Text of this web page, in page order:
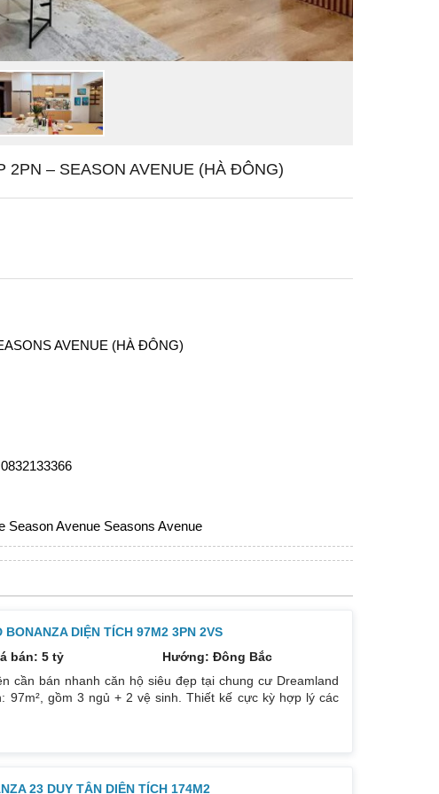
2PN – SEASON AVENUE (HÀ ĐÔNG)
AVENUE (HÀ ĐÔNG)
Season Avenue Seasons Avenue
DIỆN TÍCH 97M2 3PN 2VS
bán: 5 tỷ
Hướng: Đông Bắc
cần bán nhanh căn hộ siêu đẹp tại chung cư Dreamland
97m², gồm 3 ngủ + 2 vệ sinh. Thiết kế cực kỳ hợp lý các
23 DUY TÂN DIỆN TÍCH 174M2